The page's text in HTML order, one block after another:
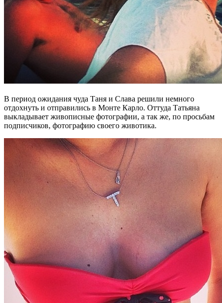
В период ожидания чуда Таня и Слава решили немного
отдохнуть и отправились в Монте Карло. Оттуда Татьяна
выкладывает живописные фотографии, а так же, по просьбам
подписчиков, фотографию своего животика.